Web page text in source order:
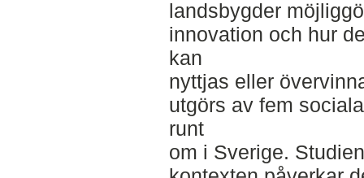
landsbygder
innovation och hur
kan
nyttjas eller
utgörs av fem
runt
om i Sverige.